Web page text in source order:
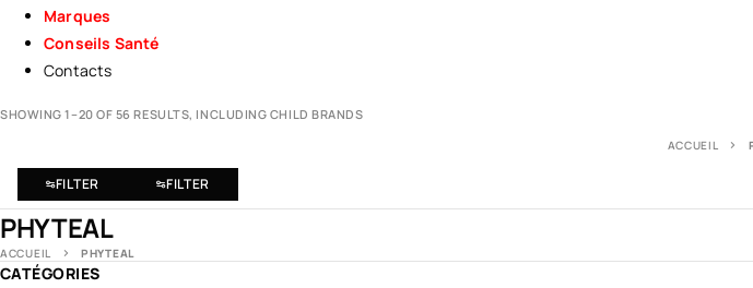
Marques
Conseils Santé
Contacts
SHOWING 1–20 OF 56 RESULTS, INCLUDING CHILD BRANDS
ACCUEIL
FILTER FILTER
PHYTEAL
ACCUEIL PHYTEAL
CATÉGORIES